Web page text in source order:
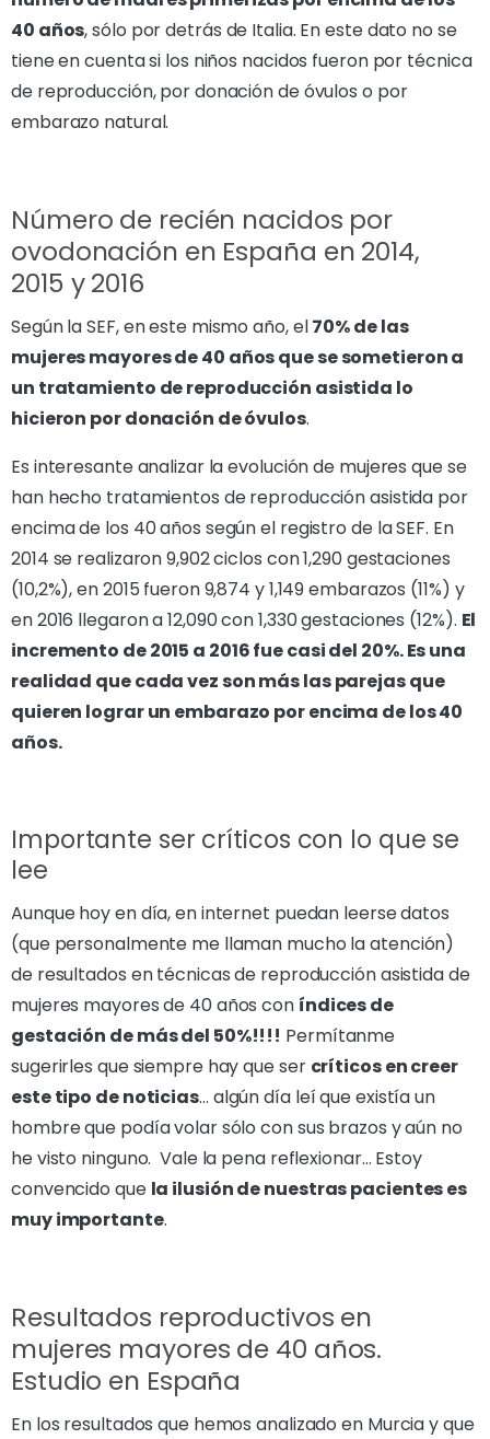
40 años, sólo por detrás de Italia. En este dato no se
tiene en cuenta si los niños nacidos fueron por técnica
de reproducción, por donación de óvulos o por
embarazo natural.
Número de recién nacidos por
ovodonación en España en 2014,
2015 y 2016
Según la SEF, en este mismo año, el70% de las
mujeres mayores de 40 años que se sometieron a
un tratamiento de reproducción asistida lo
hicieron por donación de óvulos.
Es interesante analizar la evolución de mujeres que se
han hecho tratamientos de reproducción asistida por
encima de los 40 años según el registro de la SEF. En
2014 se realizaron 9,902 ciclos con 1,290 gestaciones
(10,2%), en 2015 fueron 9,874 y 1,149 embarazos (11%) y
en 2016 llegaron a 12,090 con 1,330 gestaciones (12%). El
incremento de 2015 a 2016 fue casi del 20%. Es una
realidad que cada vez son más las parejas que
quieren lograr un embarazo por encima de los 40
años.
Importante ser críticos con lo que se
lee
Aunque hoy en día, en internet puedan leerse datos
(que personalmente me llaman mucho la atención)
de resultados en técnicas de reproducción asistida de
mujeres mayores de 40 años con índices de
gestación de más del 50%!!!! Permítanme
sugerirles que siempre hay que ser críticos en creer
este tipo de noticias… algún día leí que existía un
hombre que podía volar sólo con sus brazos y aún no
he visto ninguno. Vale la pena reflexionar… Estoy
convencido que la ilusión de nuestras pacientes es
muy importante.
Resultados reproductivos en
mujeres mayores de 40 años.
Estudio en España
En los resultados que hemos analizado en Murcia y que